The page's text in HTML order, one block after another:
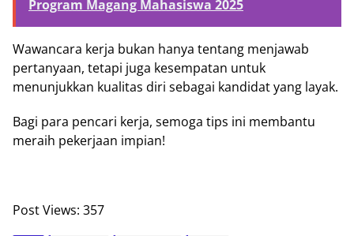
Program Magang Mahasiswa 2025
Wawancara kerja bukan hanya tentang menjawab
pertanyaan, tetapi juga kesempatan untuk
menunjukkan kualitas diri sebagai kandidat yang layak.
Bagi para pencari kerja, semoga tips ini membantu
meraih pekerjaan impian!
Post Views: 357